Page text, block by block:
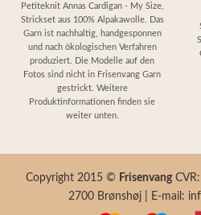
850,00
Petiteknit Annas Cardigan - My Size,
Strickset aus 100% Alpakawolle. Das
Garn ist nachhaltig, handgesponnen
und nach ökologischen Verfahren
produziert. Die Modelle auf den
Fotos sind nicht in Frisenvang Garn
gestrickt. Weitere
Produktinformationen finden sie
weiter unten.
Copyright 2015 © Frisenvang
2700 Brønshøj | E-mail: